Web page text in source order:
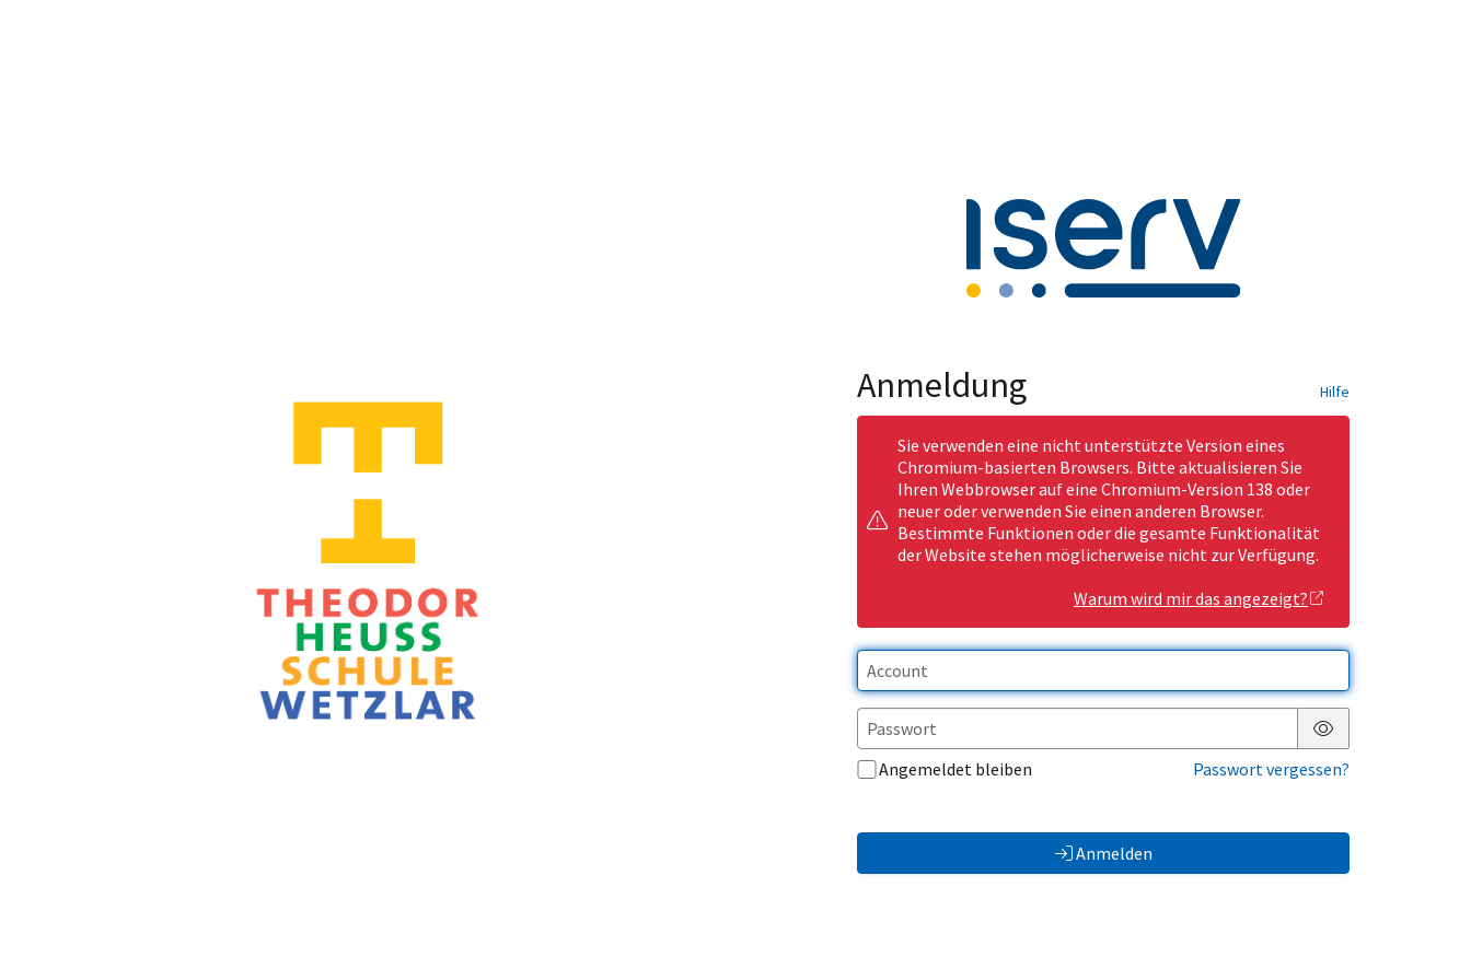
Anmeldung Hilfe
Sie verwenden eine nicht unterstützte Version eines
Chromium-basierten Browsers. Bitte aktualisieren Sie
Ihren Webbrowser auf eine Chromium-Version 138 oder
neuer oder verwenden Sie einen anderen Browser.
Bestimmte Funktionen oder die gesamte Funktionalität
der Website stehen möglicherweise nicht zur Verfügung.
Warum wird mir das angezeigt?
Passwort anzeigen
Angemeldet bleiben
Passwort vergessen?
Anmelden